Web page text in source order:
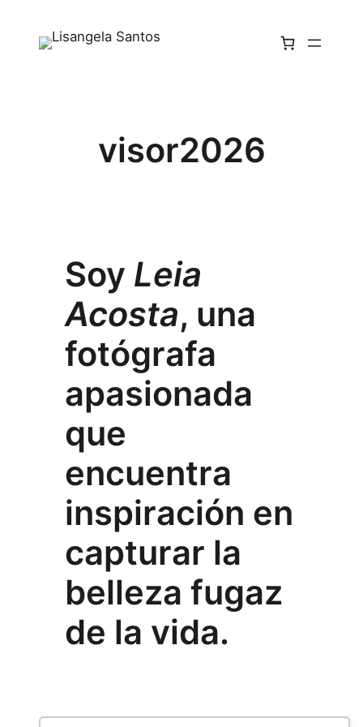
visor2026
Soy Leia
Acosta, una
fotógrafa
apasionada
que
encuentra
inspiración en
capturar la
belleza fugaz
de la vida.